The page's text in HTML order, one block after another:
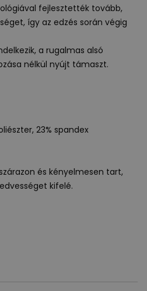
fejlesztették tovább,
így az edzés során végig
a rugalmas alsó
nélkül nyújt támaszt.
23% spandex
és kényelmesen tart,
kifelé.